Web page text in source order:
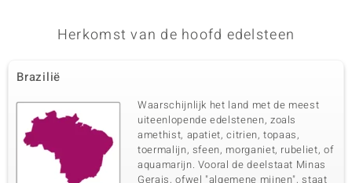
Herkomst van de hoofd edelsteen
Brazilië
Waarschijnlijk het land met de meest
uiteenlopende edelstenen, zoals
amethist, apatiet, citrien, topaas,
toermalijn, sfeen, morganiet, rubeliet, of
aquamarijn. Vooral de deelstaat Minas
Gerais, ofwel "algemene mijnen", staat